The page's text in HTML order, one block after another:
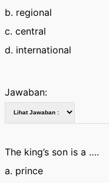
b. regional
c. central
d. international
Jawaban:
The king’s son is a ….
a. prince